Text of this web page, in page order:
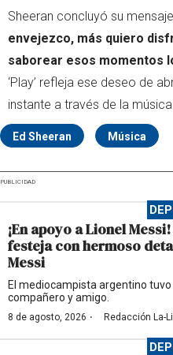
Sheeran concluyó su
envejezco, más quiero
saborear esos momentos
‘Play’ refleja ese deseo de
instante a través de la música.
Ed Sheeran Música
PUBLICIDAD
¡En apoyo a Lionel
festeja con hermoso
Messi
El mediocampista argentino
compañero y amigo.
8 de agosto, 2026 · Redacción La-